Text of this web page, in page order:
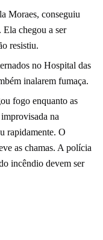
Moraes, conseguiu
Ela chegou a ser
resistiu.
no Hospital das
inalarem fumaça.
fogo enquanto as
na
rapidamente. O
as chamas. A polícia
incêndio devem ser